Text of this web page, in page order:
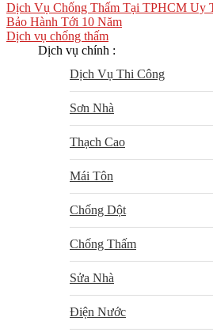
Dịch Vụ Chống Thấm Tại TPHCM Uy
Bảo Hành Tới 10 Năm
Dịch vụ chống thấm
Dịch vụ chính :
Dịch Vụ Thi Công
Sơn Nhà
Thạch Cao
Mái Tôn
Chống Dột
Chống Thấm
Sửa Nhà
Điện Nước